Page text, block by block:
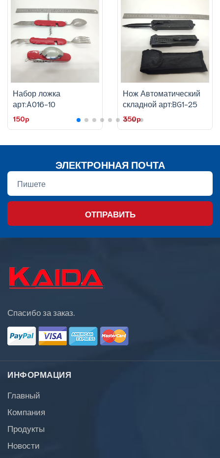
Набор ложка
арт:A016-10
150p
Нож Автоматический
складной арт:BG1-25
350p
ЭЛЕКТРОННАЯ ПОЧТА
ОТПРАВИТЬ
Спасибо за заказ.
ИНФОРМАЦИЯ
Главный
Компания
Продукты
Новости